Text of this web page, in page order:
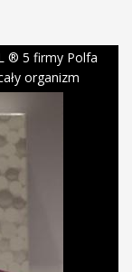
® 5 firmy Polfa
organizm